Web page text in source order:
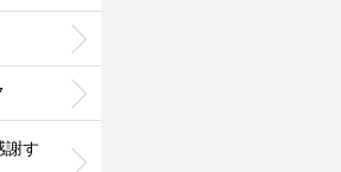
謝す